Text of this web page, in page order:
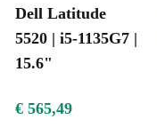
Dell Latitude
5520 | i5-1135G7 |
15.6"
€ 565,49